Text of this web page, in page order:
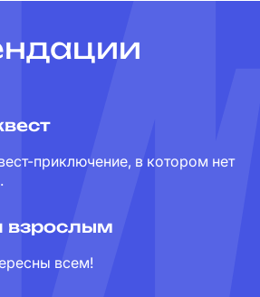
приключение, в котором нет
взрослым
всем!